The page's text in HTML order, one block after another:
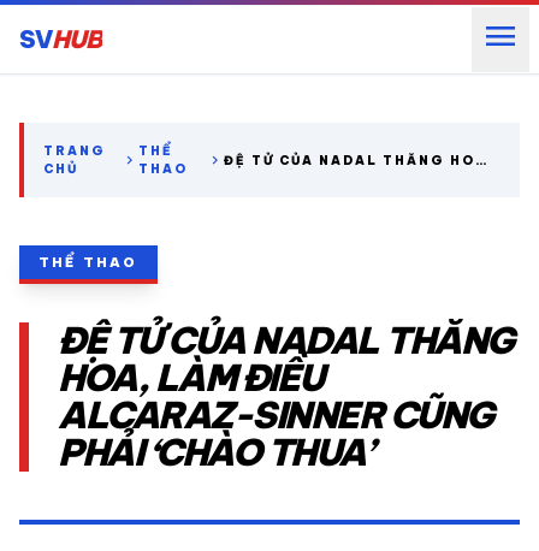
SVHUB menu
THỂ THAO TRONG NƯỚC
THỂ THAO expand_more
VIDEO
TRANG
CHỦ
chevron_right THỂ
THAO
chevron_right ĐỆ TỬ CỦA NADAL THĂNG HOA,
THỂ THAO
ĐỆ TỬ CỦA NADAL THĂNG
HOA, LÀM ĐIỀU
ALCARAZ-SINNER CŨNG
PHẢI ‘CHÀO THUA’